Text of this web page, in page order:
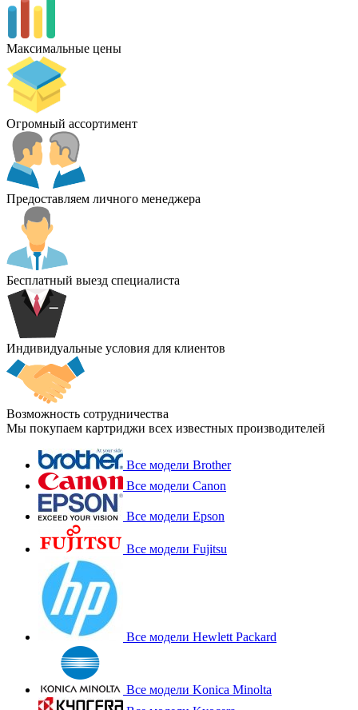
Максимальные цены
Огромный ассортимент
Предоставляем личного менеджера
Бесплатный выезд специалиста
Индивидуальные условия для клиентов
Возможность сотрудничества
Мы покупаем картриджи всех известных производителей
Все модели Brother
Все модели Canon
Все модели Epson
Все модели Fujitsu
Все модели Hewlett Packard
Все модели Konica Minolta